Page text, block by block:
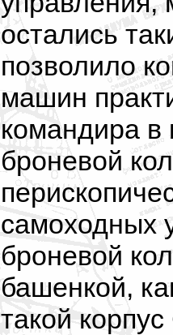
остались
позволило
машин
командира в
броневой
самоходных
броневой
башенкой,
такой